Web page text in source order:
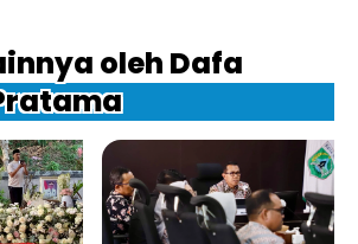
oleh Dafa